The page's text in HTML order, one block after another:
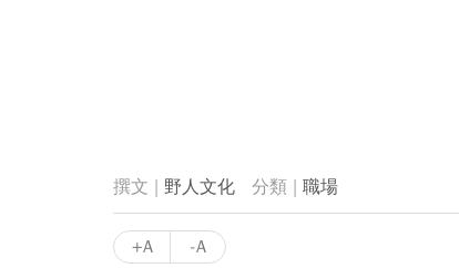
野人文化 職場
+A -A